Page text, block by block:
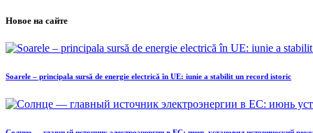
Новое на сайте
Soarele – principala sursă de energie electrică în UE: iunie a stabilit un record istoric